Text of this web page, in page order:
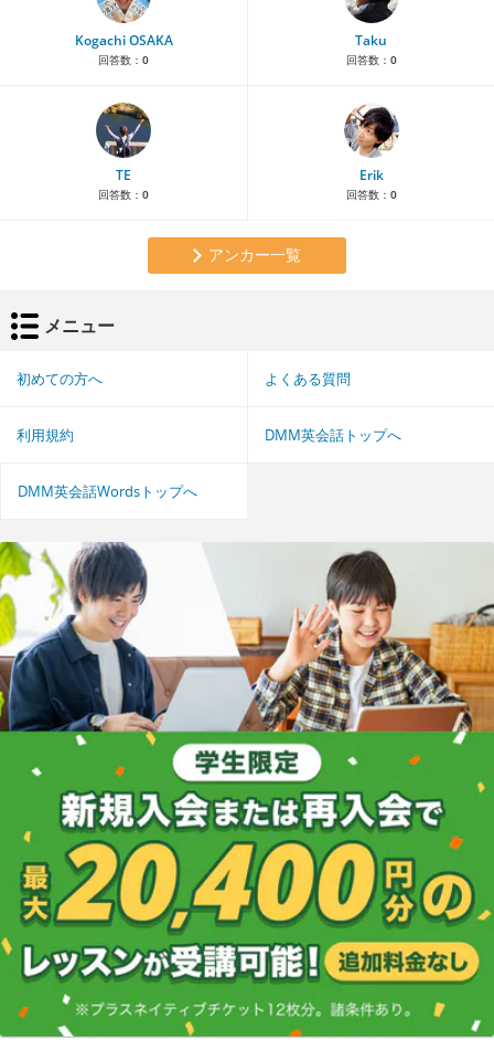
Kogachi OSAKA
回答数： 0
Taku
回答数： 0
TE
回答数： 0
Erik
回答数： 0
アンカー一覧
メニュー
初めての方へ よくある質問
利用規約 DMM英会話トップへ
DMM英会話Wordsトップへ